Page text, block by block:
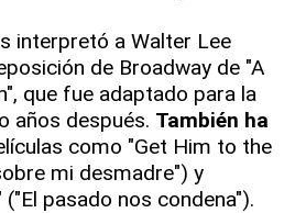
interpretó a Walter Lee
de Broadway de "A
que fue adaptado para la
años después. También ha
como "Get Him to the
mi desmadre") y
pasado nos condena").